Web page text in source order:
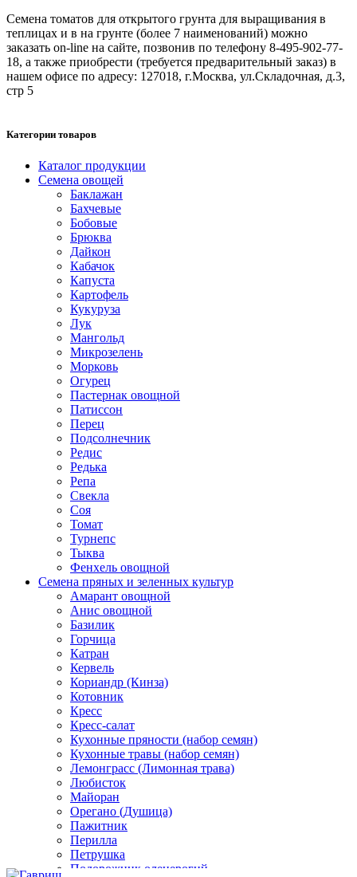
Семена томатов для открытого грунта для выращивания в
теплицах и в на грунте (более 7 наименований) можно
заказать on-line на сайте, позвонив по телефону 8-495-902-77-
18, а также приобрести (требуется предварительный заказ) в
нашем офисе по адресу: 127018, г.Москва, ул.Складочная, д.3,
стр 5
Категории товаров
Каталог продукции
Семена овощей
Баклажан
Бахчевые
Бобовые
Брюква
Дайкон
Кабачок
Капуста
Картофель
Кукуруза
Лук
Мангольд
Микрозелень
Морковь
Огурец
Пастернак овощной
Патиссон
Перец
Подсолнечник
Редис
Редька
Репа
Свекла
Соя
Томат
Турнепс
Тыква
Фенхель овощной
Семена пряных и зеленных культур
Амарант овощной
Анис овощной
Базилик
Горчица
Катран
Кервель
Кориандр (Кинза)
Котовник
Кресс
Кресс-салат
Кухонные пряности (набор семян)
Кухонные травы (набор семян)
Лемонграсс (Лимонная трава)
Любисток
Майоран
Орегано (Душица)
Пажитник
Перилла
Петрушка
Подорожник оленерогий